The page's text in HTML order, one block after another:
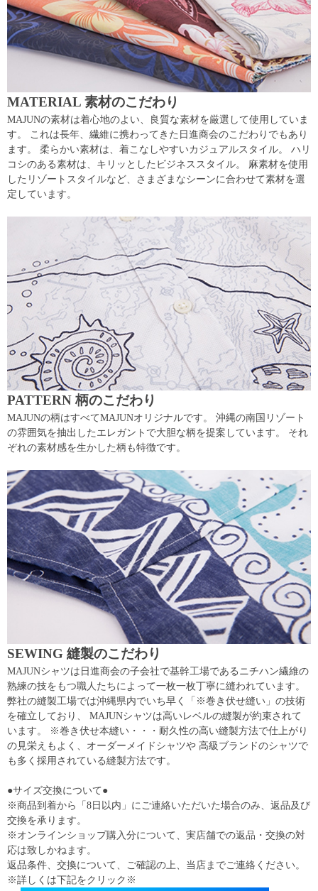
MATERIAL 素材のこだわり
MAJUNの素材は着心地のよい、良質な素材を厳選して使用していま
す。 これは長年、繊維に携わってきた日進商会のこだわりでもあり
ます。 柔らかい素材は、着こなしやすいカジュアルスタイル。 ハリ
コシのある素材は、キリッとしたビジネススタイル。 麻素材を使用
したリゾートスタイルなど、さまざまなシーンに合わせて素材を選
定しています。
PATTERN 柄のこだわり
MAJUNの柄はすべてMAJUNオリジナルです。 沖縄の南国リゾート
の雰囲気を抽出したエレガントで大胆な柄を提案しています。 それ
ぞれの素材感を生かした柄も特徴です。
SEWING 縫製のこだわり
MAJUNシャツは日進商会の子会社で基幹工場であるニチハン繊維の
熟練の技をもつ職人たちによって一枚一枚丁寧に縫われています。
弊社の縫製工場では沖縄県内でいち早く「※巻き伏せ縫い」の技術
を確立しており、 MAJUNシャツは高いレベルの縫製が約束されて
います。 ※巻き伏せ本縫い・・・耐久性の高い縫製方法で仕上がり
の見栄えもよく、オーダーメイドシャツや 高級ブランドのシャツで
も多く採用されている縫製方法です。
●サイズ交換について●
※商品到着から「8日以内」にご連絡いただいた場合のみ、返品及び
交換を承ります。
※オンラインショップ購入分について、実店舗での返品・交換の対
応は致しかねます。
返品条件、交換について、ご確認の上、当店までご連絡ください。
※詳しくは下記をクリック※